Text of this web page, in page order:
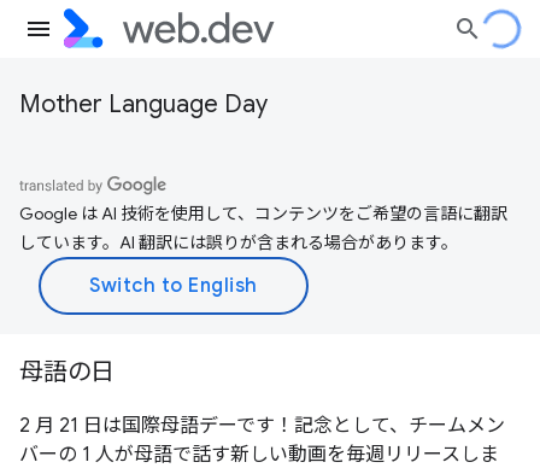
Mother Language Day
Google は AI 技術を使用して、コンテンツをご希望の言語に翻訳
しています。AI 翻訳には誤りが含まれる場合があります。
母語の日
2 月 21 日は国際母語デーです！記念として、チームメン
バーの 1 人が母語で話す新しい動画を毎週リリースしま